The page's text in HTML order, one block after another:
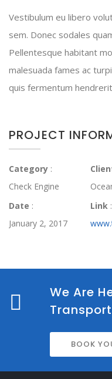
Vestibulum eu libero
sem. Donec sodales
Pellentesque habitant
malesuada fames ac
quis fermentum
PROJECT
Category :
Check Engine
Date :
January 2, 2017
Link :
We Are
BOOK